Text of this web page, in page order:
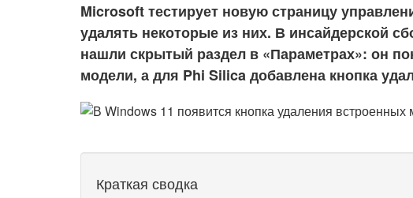
Microsoft тестирует новую страницу
удалять некоторые из них. В инсайдерской
нашли скрытый раздел в «Параметрах»: он
модели, а для Phi Silica добавлена кнопка
Краткая сводка